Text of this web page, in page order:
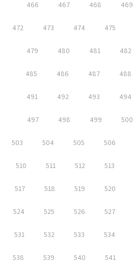
466 467 468 469
472 473 474 475
479 480 481 482
485 486 487 488
491 492 493 494
497 498 499 500
503 504 505 506
510 511 512 513
517 518 519 520
524 525 526 527
531 532 533 534
538 539 540 541